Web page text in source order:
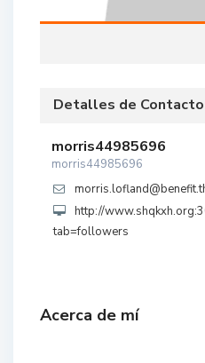
Detalles de Contacto
morris44985696
morris44985696
http://
tab=followers
Acerca de mí